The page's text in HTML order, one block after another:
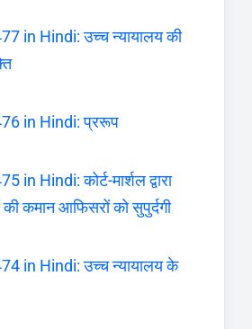
in Hindi: उच्च न्यायालय की
in Hindi: प्ररूप
in Hindi: कोर्ट-मार्शल द्वारा
की कमान आफिसरों को सुपुर्दगी
in Hindi: उच्च न्यायालय के